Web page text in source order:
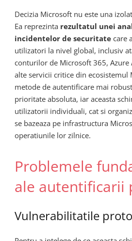
Decizia Microsoft nu este una
Ea reprezinta rezultatul unei
incidentelor de securitate care
utilizatori la nivel global, inclusiv
conturilor de Microsoft 365, Azure
alte servicii critice din ecosistemul
metode de autentificare mai
prioritate absoluta, iar aceasta
utilizatorii individuali, cat si
se bazeaza pe infrastructura
operatiunile lor zilnice.
Problemele
ale autentificarii
Vulnerabilitatile